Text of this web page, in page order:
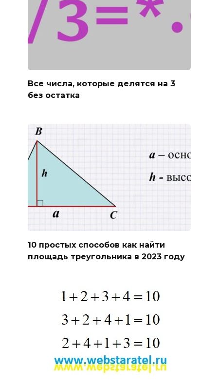
Все числа, которые делятся на 3
без остатка
10 простых способов как найти
площадь треугольника в 2023 году